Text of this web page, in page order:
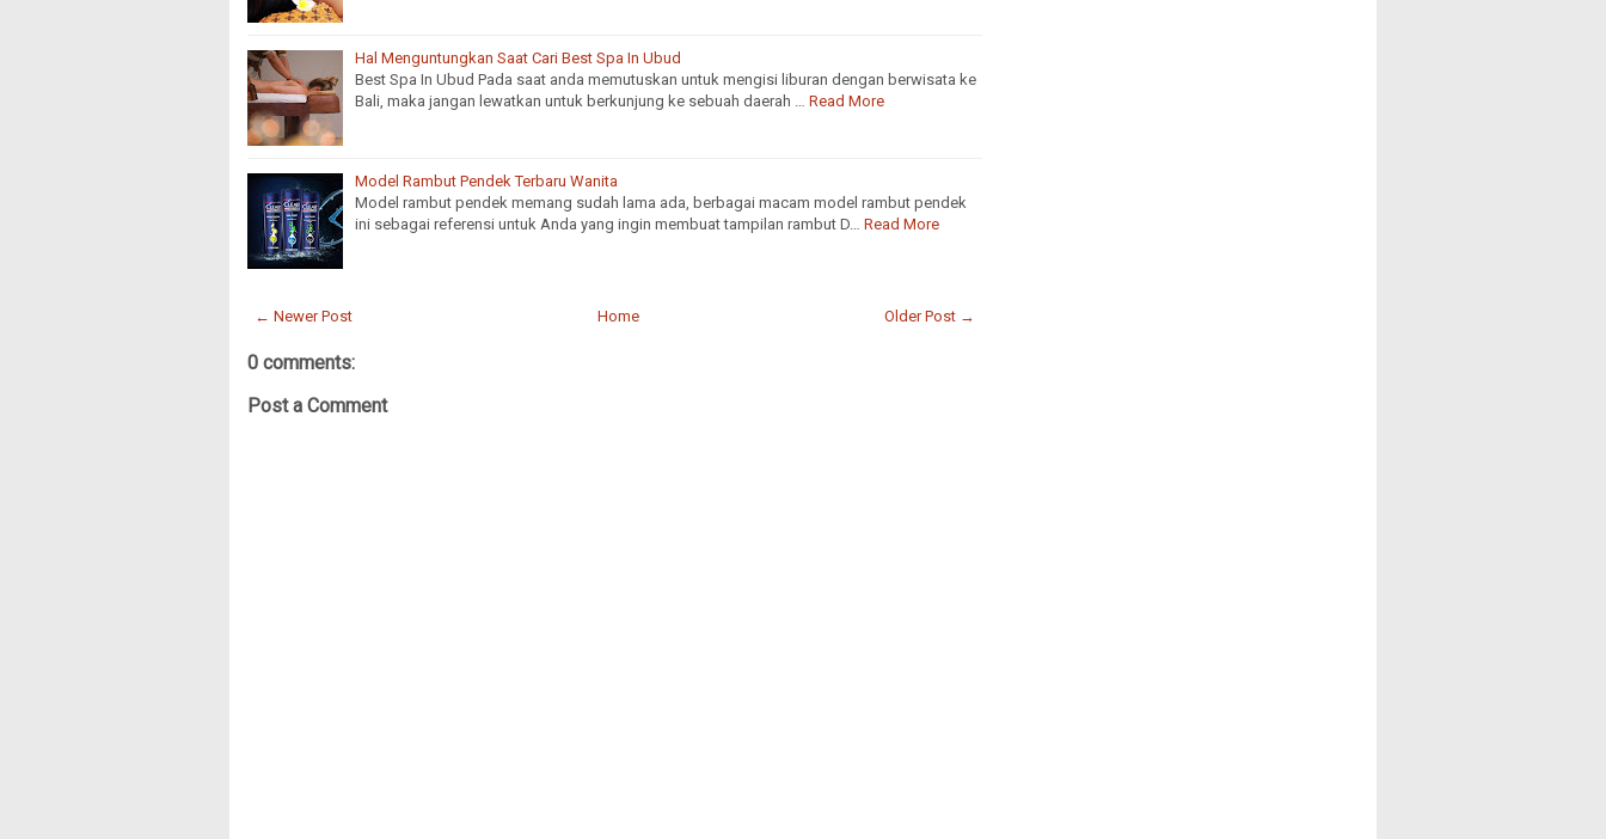
Hal Menguntungkan Saat Cari Best Spa In Ubud
Best Spa In Ubud Pada saat anda memutuskan untuk mengisi liburan dengan berwisata ke
Bali, maka jangan lewatkan untuk berkunjung ke sebuah daerah …
Read More
Model Rambut Pendek Terbaru Wanita
Model rambut pendek memang sudah lama ada, berbagai macam model rambut pendek
ini sebagai referensi untuk Anda yang ingin membuat tampilan rambut D…
Read More
← Newer Post Older Post →
Home
0 comments:
Post a Comment